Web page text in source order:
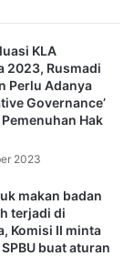
dari
rute
diri.
untuk
Kecik dalam
KLA
2023, Rusmadi
Perlu Adanya
Governance’
Hak
2023
makan badan
terjadi di
Komisi II minta
buat aturan